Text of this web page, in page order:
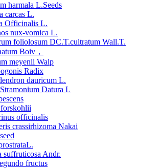
harmala L.Seeds
carcas L.
Officinalis L.
nux-vomica L.
foliolosum DC.T.cultratum Wall.T.
Boiv，
meyenii Walp
Radix
dauricum L.
Datura L
officinalis
crassirhizoma Nakai
suffruticosa Andr.
fructus